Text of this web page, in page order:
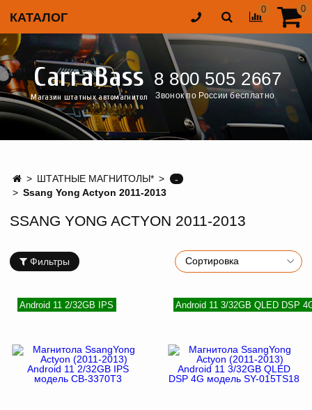
КАТАЛОГ
0 0
CarraBass
Магазин штатных автомагнитол
8 800 505 2667
Звонок по России бесплатно
ШТАТНЫЕ МАГНИТОЛЫ*
-
Ssang Yong Actyon 2011-2013
SSANG YONG ACTYON 2011-2013
Фильтры
Android 11 2/32GB IPS Android 11 3/32GB QLED DSP